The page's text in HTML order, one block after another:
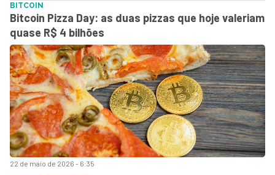
22 de maio de 2026 - 6:35
BITCOIN
Bitcoin Pizza Day: as duas pizzas que hoje valeriam
quase R$ 4 bilhões